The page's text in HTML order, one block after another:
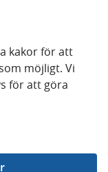
kakor för att
möjligt. Vi
för att göra